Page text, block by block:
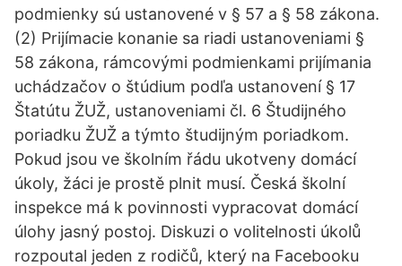
podmienky sú ustanovené v § 57 a § 58 zákona.
(2) Prijímacie konanie sa riadi ustanoveniami §
58 zákona, rámcovými podmienkami prijímania
uchádzačov o štúdium podľa ustanovení § 17
Štatútu ŽUŽ, ustanoveniami čl. 6 Študijného
poriadku ŽUŽ a týmto študijným poriadkom.
Pokud jsou ve školním řádu ukotveny domácí
úkoly, žáci je prostě plnit musí. Česká školní
inspekce má k povinnosti vypracovat domácí
úlohy jasný postoj. Diskuzi o volitelnosti úkolů
rozpoutal jeden z rodičů, který na Facebooku